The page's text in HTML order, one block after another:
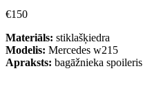
€150
Materiāls: stiklašķiedra
Modelis: Mercedes w215
Apraksts: bagāžnieka spoileris